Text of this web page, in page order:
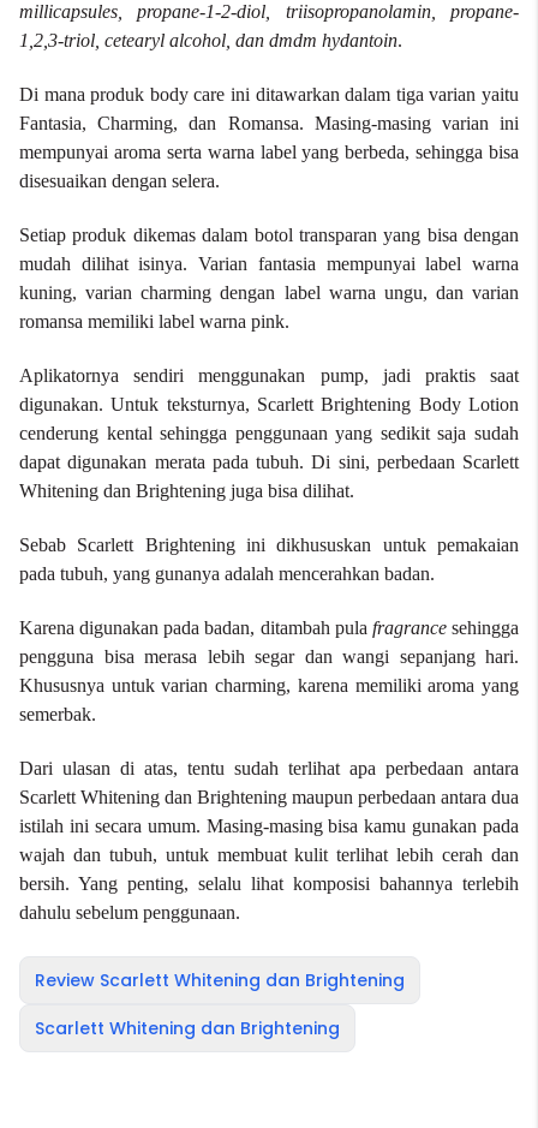
millicapsules, propane-1-2-diol, triisopropanolamin, propane-
1,2,3-triol, cetearyl alcohol, dan dmdm hydantoin.
Di mana produk body care ini ditawarkan dalam tiga varian yaitu
Fantasia, Charming, dan Romansa. Masing-masing varian ini
mempunyai aroma serta warna label yang berbeda, sehingga bisa
disesuaikan dengan selera.
Setiap produk dikemas dalam botol transparan yang bisa dengan
mudah dilihat isinya. Varian fantasia mempunyai label warna
kuning, varian charming dengan label warna ungu, dan varian
romansa memiliki label warna pink.
Aplikatornya sendiri menggunakan pump, jadi praktis saat
digunakan. Untuk teksturnya, Scarlett Brightening Body Lotion
cenderung kental sehingga penggunaan yang sedikit saja sudah
dapat digunakan merata pada tubuh. Di sini, perbedaan Scarlett
Whitening dan Brightening juga bisa dilihat.
Sebab Scarlett Brightening ini dikhususkan untuk pemakaian
pada tubuh, yang gunanya adalah mencerahkan badan.
Karena digunakan pada badan, ditambah pula fragrancesehingga
pengguna bisa merasa lebih segar dan wangi sepanjang hari.
Khususnya untuk varian charming, karena memiliki aroma yang
semerbak.
Dari ulasan di atas, tentu sudah terlihat apa perbedaan antara
Scarlett Whitening dan Brightening maupun perbedaan antara dua
istilah ini secara umum. Masing-masing bisa kamu gunakan pada
wajah dan tubuh, untuk membuat kulit terlihat lebih cerah dan
bersih. Yang penting, selalu lihat komposisi bahannya terlebih
dahulu sebelum penggunaan.
Review Scarlett Whitening dan Brightening
Scarlett Whitening dan Brightening